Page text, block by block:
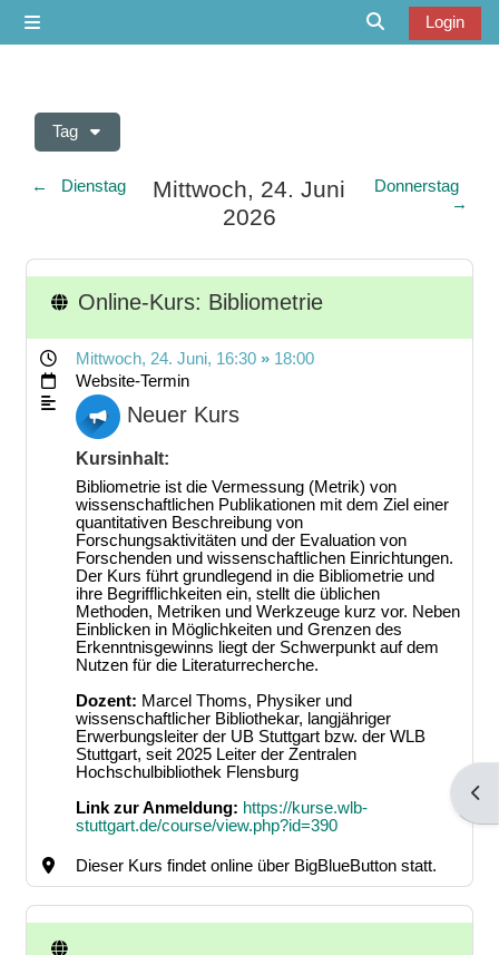
Login
Tag
← Dienstag
Mittwoch, 24. Juni
2026
Donnerstag
→
Online-Kurs: Bibliometrie
Mittwoch, 24. Juni, 16:30 » 18:00
Website-Termin
Neuer Kurs
Kursinhalt:
Bibliometrie ist die Vermessung (Metrik) von
wissenschaftlichen Publikationen mit dem Ziel einer
quantitativen Beschreibung von
Forschungsaktivitäten und der Evaluation von
Forschenden und wissenschaftlichen Einrichtungen.
Der Kurs führt grundlegend in die Bibliometrie und
ihre Begrifflichkeiten ein, stellt die üblichen
Methoden, Metriken und Werkzeuge kurz vor. Neben
Einblicken in Möglichkeiten und Grenzen des
Erkenntnisgewinns liegt der Schwerpunkt auf dem
Nutzen für die Literaturrecherche.
Dozent: Marcel Thoms, Physiker und
wissenschaftlicher Bibliothekar, langjähriger
Erwerbungsleiter der UB Stuttgart bzw. der WLB
Stuttgart, seit 2025 Leiter der Zentralen
Hochschulbibliothek Flensburg
Link zur Anmeldung: https://kurse.wlb-
stuttgart.de/course/view.php?id=390
Dieser Kurs findet online über BigBlueButton statt.